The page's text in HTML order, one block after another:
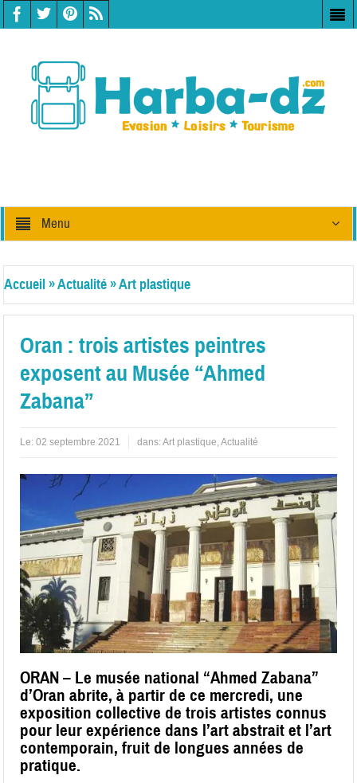
Menu
Accueil»Actualité»Art plastique
Oran : trois artistes peintres
exposent au Musée “Ahmed
Zabana”
Le:02 septembre 2021 dans:Art plastique,Actualité
ORAN – Le musée national “Ahmed Zabana”
d’Oran abrite, à partir de ce mercredi, une
exposition collective de trois artistes connus
pour leur expérience dans l’art abstrait et l’art
contemporain, fruit de longues années de
pratique.